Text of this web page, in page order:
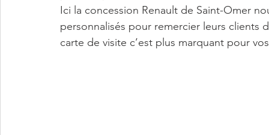
Ici la concession Renault de Saint-Omer
personnalisés pour remercier leurs
carte de visite c’est plus marquant pour